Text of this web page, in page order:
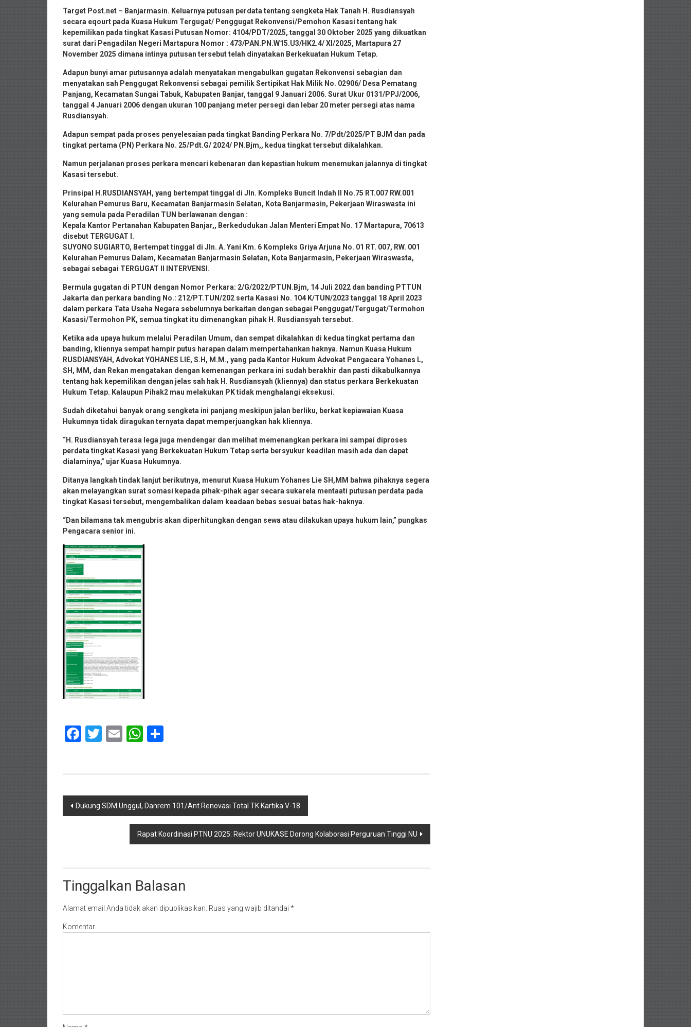
Target Post.net – Banjarmasin. Keluarnya putusan perdata tentang sengketa Hak Tanah H. Rusdiansyah
secara eqourt pada Kuasa Hukum Tergugat/ Penggugat Rekonvensi/Pemohon Kasasi tentang hak
kepemilikan pada tingkat Kasasi Putusan Nomor: 4104/PDT/2025, tanggal 30 Oktober 2025 yang dikuatkan
surat dari Pengadilan Negeri Martapura Nomor : 473/PAN.PN.W15.U3/HK2.4/ XI/2025, Martapura 27
November 2025 dimana intinya putusan tersebut telah dinyatakan Berkekuatan Hukum Tetap.
Adapun bunyi amar putusannya adalah menyatakan mengabulkan gugatan Rekonvensi sebagian dan
menyatakan sah Penggugat Rekonvensi sebagai pemilik Sertipikat Hak Milik No. 02906/ Desa Pematang
Panjang, Kecamatan Sungai Tabuk, Kabupaten Banjar, tanggal 9 Januari 2006. Surat Ukur 0131/PPJ/2006,
tanggal 4 Januari 2006 dengan ukuran 100 panjang meter persegi dan lebar 20 meter persegi atas nama
Rusdiansyah.
Adapun sempat pada proses penyelesaian pada tingkat Banding Perkara No. 7/Pdt/2025/PT BJM dan pada
tingkat pertama (PN) Perkara No. 25/Pdt.G/ 2024/ PN.Bjm,, kedua tingkat tersebut dikalahkan.
Namun perjalanan proses perkara mencari kebenaran dan kepastian hukum menemukan jalannya di tingkat
Kasasi tersebut.
Prinsipal H.RUSDIANSYAH, yang bertempat tinggal di Jln. Kompleks Buncit Indah II No.75 RT.007 RW.001
Kelurahan Pemurus Baru, Kecamatan Banjarmasin Selatan, Kota Banjarmasin, Pekerjaan Wiraswasta ini
yang semula pada Peradilan TUN berlawanan dengan :
Kepala Kantor Pertanahan Kabupaten Banjar,, Berkedudukan Jalan Menteri Empat No. 17 Martapura, 70613
disebut TERGUGAT I.
SUYONO SUGIARTO, Bertempat tinggal di Jln. A. Yani Km. 6 Kompleks Griya Arjuna No. 01 RT. 007, RW. 001
Kelurahan Pemurus Dalam, Kecamatan Banjarmasin Selatan, Kota Banjarmasin, Pekerjaan Wiraswasta,
sebagai sebagai TERGUGAT II INTERVENSI.
Bermula gugatan di PTUN dengan Nomor Perkara: 2/G/2022/PTUN.Bjm, 14 Juli 2022 dan banding PTTUN
Jakarta dan perkara banding No.: 212/PT.TUN/202 serta Kasasi No. 104 K/TUN/2023 tanggal 18 April 2023
dalam perkara Tata Usaha Negara sebelumnya berkaitan dengan sebagai Penggugat/Tergugat/Termohon
Kasasi/Termohon PK, semua tingkat itu dimenangkan pihak H. Rusdiansyah tersebut.
Ketika ada upaya hukum melalui Peradilan Umum, dan sempat dikalahkan di kedua tingkat pertama dan
banding, kliennya sempat hampir putus harapan dalam mempertahankan haknya. Namun Kuasa Hukum
RUSDIANSYAH, Advokat YOHANES LIE, S.H, M.M., yang pada Kantor Hukum Advokat Pengacara Yohanes L,
SH, MM, dan Rekan mengatakan dengan kemenangan perkara ini sudah berakhir dan pasti dikabulkannya
tentang hak kepemilikan dengan jelas sah hak H. Rusdiansyah (kliennya) dan status perkara Berkekuatan
Hukum Tetap. Kalaupun Pihak2 mau melakukan PK tidak menghalangi eksekusi.
Sudah diketahui banyak orang sengketa ini panjang meskipun jalan berliku, berkat kepiawaian Kuasa
Hukumnya tidak diragukan ternyata dapat memperjuangkan hak kliennya.
“H. Rusdiansyah terasa lega juga mendengar dan melihat memenangkan perkara ini sampai diproses
perdata tingkat Kasasi yang Berkekuatan Hukum Tetap serta bersyukur keadilan masih ada dan dapat
dialaminya,” ujar Kuasa Hukumnya.
Ditanya langkah tindak lanjut berikutnya, menurut Kuasa Hukum Yohanes Lie SH,MM bahwa pihaknya segera
akan melayangkan surat somasi kepada pihak-pihak agar secara sukarela mentaati putusan perdata pada
tingkat Kasasi tersebut, mengembalikan dalam keadaan bebas sesuai batas hak-haknya.
“Dan bilamana tak mengubris akan diperhitungkan dengan sewa atau dilakukan upaya hukum lain,” pungkas
Pengacara senior ini.
Facebook
Twitter
EmailWhatsApp
Navigasi
Dukung SDM Unggul, Danrem 101/Ant Renovasi Total TK Kartika V-18
Rapat Koordinasi PTNU 2025: Rektor UNUKASE Dorong Kolaborasi Perguruan Tinggi NU
Tinggalkan Balasan
Alamat email Anda tidak akan dipublikasikan. Ruas yang wajib ditandai *
Komentar